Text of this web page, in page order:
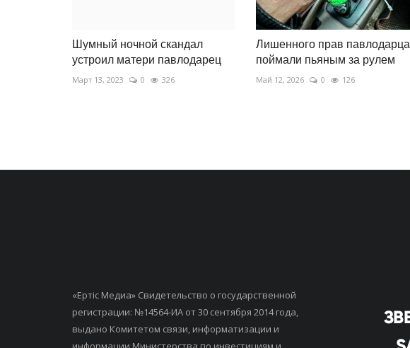
Шумный ночной скандал
устроил матери павлодарец
Март 13, 2023 0 326
Лишенного прав павлодарца
поймали пьяным за рулем
Май 12, 2026 0 126
«Ертiс Медиа» Свидетельство о государственной
регистрации: №14564-ИА от 30 сентября 2014 года,
выдано Комитетом связи, информатизации и